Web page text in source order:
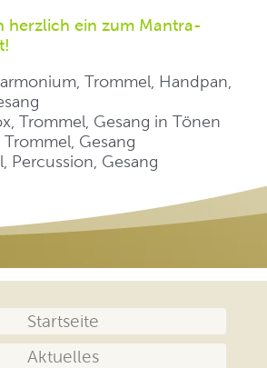
herzlich ein zum Mantra-
Trommel, Handpan,
Trommel, Gesang in Tönen
Gesang
Percussion, Gesang
Startseite
Aktuelles